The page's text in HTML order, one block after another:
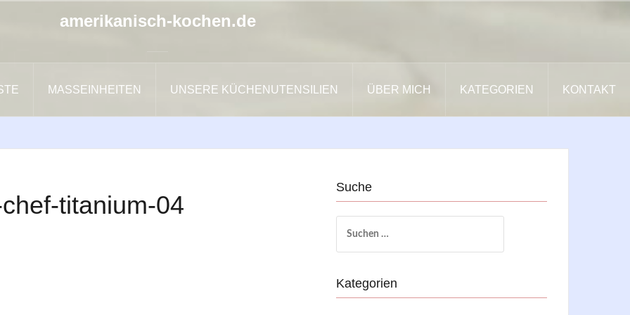
amerikanisch-kochen.de
MASSEINHEITEN UNSERE KÜCHENUTENSILIEN ÜBER MICH KATEGORIEN KONTAKT
titanium-04
Suche
nach:
Kategorien